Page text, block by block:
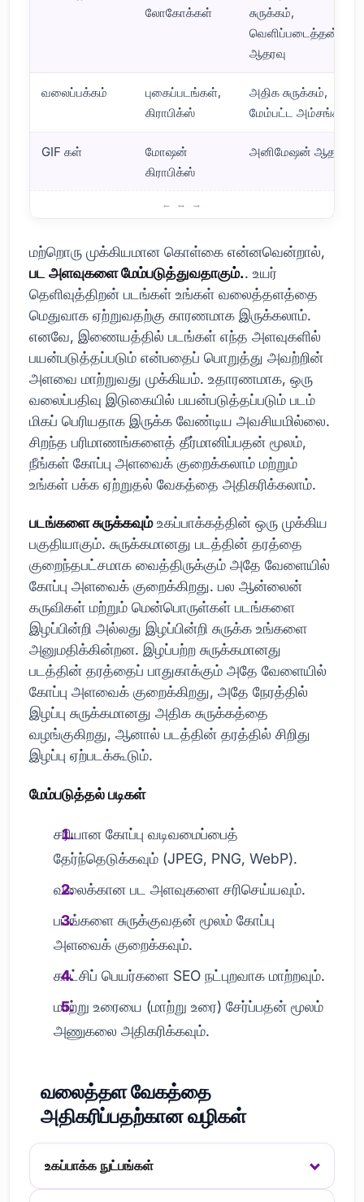
லோகோக்கள்
சுருக்கம்,
வெளிப்படைத்தன்மை
ஆதரவு
வலைப்பக்கம்
புகைப்படங்கள்,
கிராபிக்ஸ்
அதிக சுருக்கம்,
மேம்பட்ட அம்சங்கள்
GIF கள்
மோஷன்
கிராபிக்ஸ்
அனிமேஷன் ஆதரவு
மற்றொரு முக்கியமான கொள்கை என்னவென்றால்,
பட அளவுகளை மேம்படுத்துவதாகும்.. உயர்
தெளிவுத்திறன் படங்கள் உங்கள் வலைத்தளத்தை
மெதுவாக ஏற்றுவதற்கு காரணமாக இருக்கலாம்.
எனவே, இணையத்தில் படங்கள் எந்த அளவுகளில்
பயன்படுத்தப்படும் என்பதைப் பொறுத்து அவற்றின்
அளவை மாற்றுவது முக்கியம். உதாரணமாக, ஒரு
வலைப்பதிவு இடுகையில் பயன்படுத்தப்படும் படம்
மிகப் பெரியதாக இருக்க வேண்டிய அவசியமில்லை.
சிறந்த பரிமாணங்களைத் தீர்மானிப்பதன் மூலம்,
நீங்கள் கோப்பு அளவைக் குறைக்கலாம் மற்றும்
உங்கள் பக்க ஏற்றுதல் வேகத்தை அதிகரிக்கலாம்.
படங்களை சுருக்கவும்உகப்பாக்கத்தின் ஒரு முக்கிய
பகுதியாகும். சுருக்கமானது படத்தின் தரத்தை
குறைந்தபட்சமாக வைத்திருக்கும் அதே வேளையில்
கோப்பு அளவைக் குறைக்கிறது. பல ஆன்லைன்
கருவிகள் மற்றும் மென்பொருள்கள் படங்களை
இழப்பின்றி அல்லது இழப்பின்றி சுருக்க உங்களை
அனுமதிக்கின்றன. இழப்பற்ற சுருக்கமானது
படத்தின் தரத்தைப் பாதுகாக்கும் அதே வேளையில்
கோப்பு அளவைக் குறைக்கிறது, அதே நேரத்தில்
இழப்பு சுருக்கமானது அதிக சுருக்கத்தை
வழங்குகிறது, ஆனால் படத்தின் தரத்தில் சிறிது
இழப்பு ஏற்படக்கூடும்.
மேம்படுத்தல் படிகள்
சரியான கோப்பு வடிவமைப்பைத்
தேர்ந்தெடுக்கவும் (JPEG, PNG, WebP).
வலைக்கான பட அளவுகளை சரிசெய்யவும்.
படங்களை சுருக்குவதன் மூலம் கோப்பு
அளவைக் குறைக்கவும்.
காட்சிப் பெயர்களை SEO நட்புறவாக மாற்றவும்.
மாற்று உரையை (மாற்று உரை) சேர்ப்பதன் மூலம்
அணுகலை அதிகரிக்கவும்.
வலைத்தள வேகத்தை
அதிகரிப்பதற்கான வழிகள்
உகப்பாக்க நுட்பங்கள்